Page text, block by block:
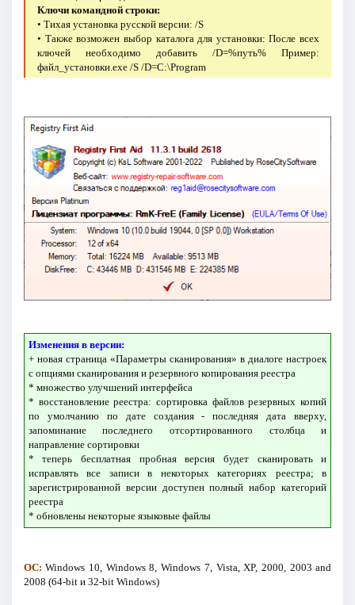
Ключи командной строки:
• Тихая установка русской версии: /S
• Также возможен выбор каталога для установки: После всех
ключей необходимо добавить /D=%путь% Пример:
файл_установки.exe /S /D=C:\Program
Изменения в версии:
+ новая страница «Параметры сканирования» в диалоге настроек
с опциями сканирования и резервного копирования реестра
* множество улучшений интерфейса
* восстановление реестра: сортировка файлов резервных копий
по умолчанию по дате создания - последняя дата вверху,
запоминание последнего отсортированного столбца и
направление сортировки
* теперь бесплатная пробная версия будет сканировать и
исправлять все записи в некоторых категориях реестра; в
зарегистрированной версии доступен полный набор категорий
реестра
* обновлены некоторые языковые файлы
ОС: Windows 10, Windows 8, Windows 7, Vista, XP, 2000, 2003 and
2008 (64-bit и 32-bit Windows)